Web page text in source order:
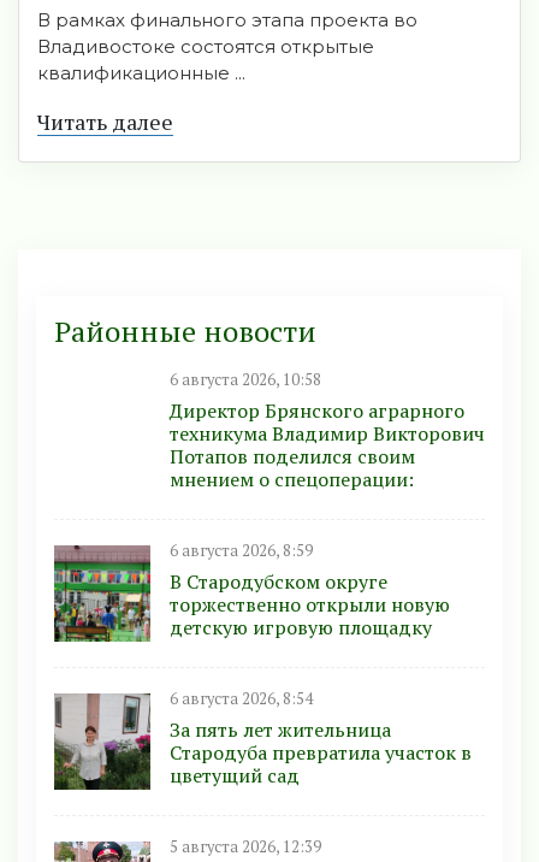
В рамках финального этапа проекта во
Владивостоке состоятся открытые
квалификационные ...
Читать далее
Районные новости
6 августа 2026, 10:58
Директор Брянского аграрного
техникума Владимир Викторович
Потапов поделился своим
мнением о спецоперации:
6 августа 2026, 8:59
В Стародубском округе
торжественно открыли новую
детскую игровую площадку
6 августа 2026, 8:54
За пять лет жительница
Стародуба превратила участок в
цветущий сад
5 августа 2026, 12:39